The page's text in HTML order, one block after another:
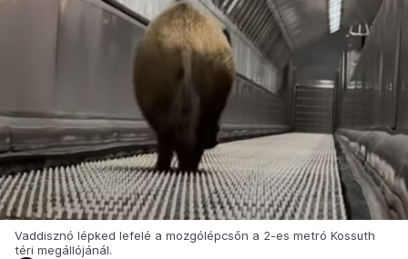
Vaddisznó lépked lefelé a mozgólépcsőn a 2-es metró Kossuth
téri megállójánál.